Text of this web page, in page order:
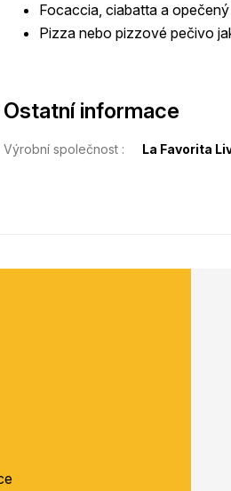
Focaccia, ciabatta a
Pizza nebo pizzové pečivo
Ostatní informace
Výrobní společnost : La Favorita